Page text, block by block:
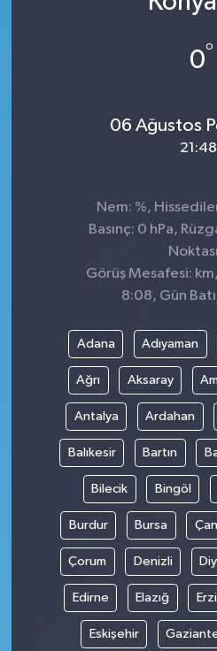
0°
06 Ağustos
21:48
Nem: %,
Basınç: 0 hPa,
Görüş Mesafesi:
8:08, Gün
Adana Adıyaman
Ağrı Aksaray
Antalya Ardahan
Balıkesir Bartın
Bilecik Bingöl
Burdur Bursa
Çorum Denizli
Edirne Elazığ
Eskişehir